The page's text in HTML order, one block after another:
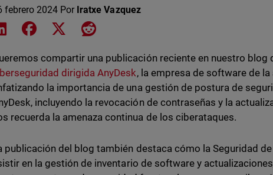
febrero 2024 Por Iratxe Vazquez
Share on LinkedIn
Share on Facebook
Share on XShare on Reddit
compartir una publicación reciente en nuestro blog
dirigida AnyDesk, la empresa de software de
la importancia de una gestión de postura de
incluyendo la revocación de contraseñas y la
recuerda la amenaza continua de los ciberataques.
publicación del blog también destaca cómo la Seguridad
en la gestión de inventario de software y